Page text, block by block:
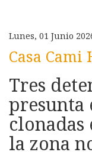
Lunes, 01 Junio
Casa Cami
Tres
presunta
clonadas
la zona